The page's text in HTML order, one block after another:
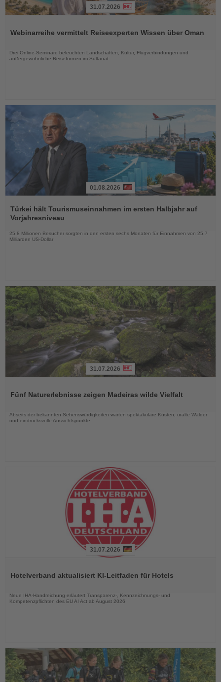
die
31.07.2026
Webinarreihe vermittelt Reiseexperten Wissen über Oman
Drei Online-Seminare beleuchten Landschaften, Kultur, Flugverbindungen und
außergewöhnliche Reiseformen im Sultanat
Sie
die
Nachrichten
01.08.2026
Türkei hält Tourismuseinnahmen im ersten Halbjahr auf
Vorjahresniveau
25,8 Millionen Besucher sorgten in den ersten sechs Monaten für Einnahmen von 25,7
Milliarden US-Dollar
die
31.07.2026
Fünf Naturerlebnisse zeigen Madeiras wilde Vielfalt
Abseits der bekannten Sehenswürdigkeiten warten spektakuläre Küsten, uralte Wälder
und eindrucksvolle Aussichtspunkte
die
31.07.2026
Hotelverband aktualisiert KI-Leitfaden für Hotels
Neue IHA-Handreichung erläutert Transparenz-, Kennzeichnungs- und
Kompetenzpflichten des EU AI Act ab August 2026